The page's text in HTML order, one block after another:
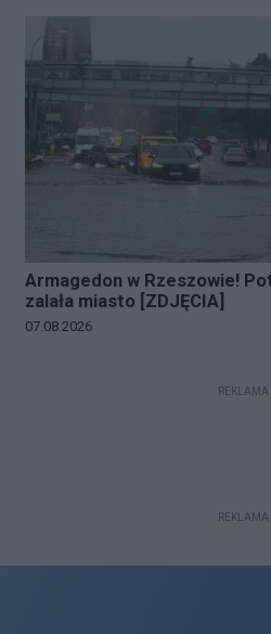
Armagedon w Rzeszowie!
zalała miasto [ZDJĘCIA]
Data dodania galerii:
07.08.2026
REKLAMA
REKLAMA